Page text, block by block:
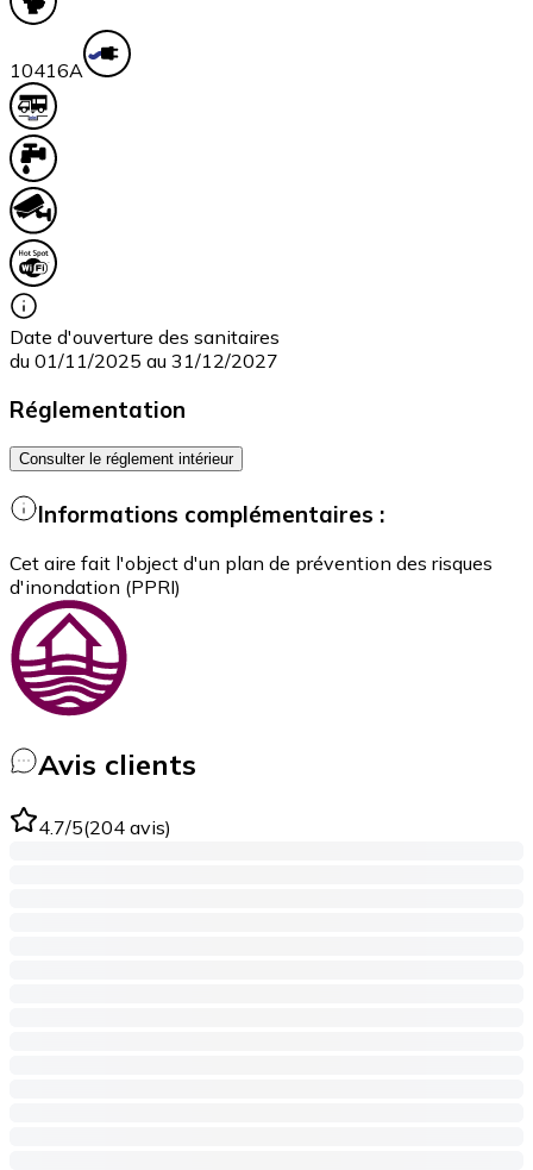
10416A
Date d'ouverture des sanitaires
du 01/11/2025 au 31/12/2027
Réglementation
Consulter le réglement intérieur
Informations complémentaires :
Cet aire fait l'object d'un plan de prévention des risques
d'inondation (PPRI)
Avis clients
4.7/5(204 avis)